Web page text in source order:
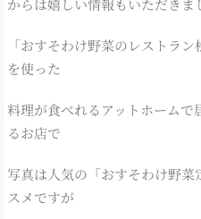
「おすそわけ野菜のレストラ
を使った
料理が食べれるアットホームで
るお店で
写真は人気の「おすそわけ野
スメですが